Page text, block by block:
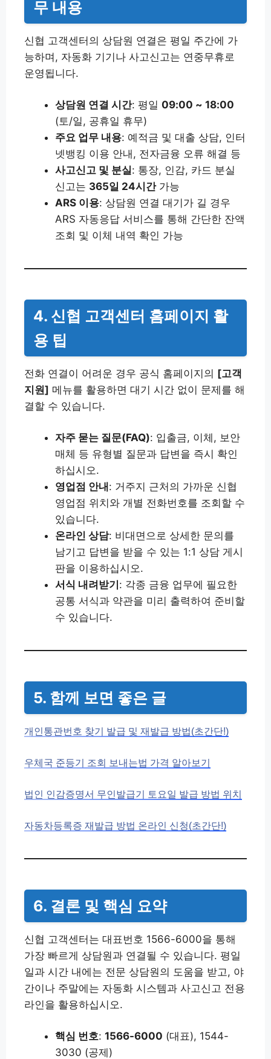
무 내용
신협 고객센터의 상담원 연결은 평일 주간에 가
능하며, 자동화 기기나 사고신고는 연중무휴로
운영됩니다.
상담원 연결 시간: 평일 09:00 ~ 18:00
(토/일, 공휴일 휴무)
주요 업무 내용: 예적금 및 대출 상담, 인터
넷뱅킹 이용 안내, 전자금융 오류 해결 등
사고신고 및 분실: 통장, 인감, 카드 분실
신고는 365일 24시간가능
ARS 이용: 상담원 연결 대기가 길 경우
ARS 자동응답 서비스를 통해 간단한 잔액
조회 및 이체 내역 확인 가능
4. 신협 고객센터 홈페이지 활
용 팁
전화 연결이 어려운 경우 공식 홈페이지의 [고객
지원] 메뉴를 활용하면 대기 시간 없이 문제를 해
결할 수 있습니다.
자주 묻는 질문(FAQ): 입출금, 이체, 보안
매체 등 유형별 질문과 답변을 즉시 확인
하십시오.
영업점 안내: 거주지 근처의 가까운 신협
영업점 위치와 개별 전화번호를 조회할 수
있습니다.
온라인 상담: 비대면으로 상세한 문의를
남기고 답변을 받을 수 있는 1:1 상담 게시
판을 이용하십시오.
서식 내려받기: 각종 금융 업무에 필요한
공통 서식과 약관을 미리 출력하여 준비할
수 있습니다.
5. 함께 보면 좋은 글
개인통관번호 찾기 발급 및 재발급 방법(초간단!)
우체국 준등기 조회 보내는법 가격 알아보기
법인 인감증명서 무인발급기 토요일 발급 방법 위치
자동차등록증 재발급 방법 온라인 신청(초간단!)
6. 결론 및 핵심 요약
신협 고객센터는 대표번호 1566-6000을 통해
가장 빠르게 상담원과 연결될 수 있습니다. 평일
일과 시간 내에는 전문 상담원의 도움을 받고, 야
간이나 주말에는 자동화 시스템과 사고신고 전용
라인을 활용하십시오.
핵심 번호: 1566-6000 (대표), 1544-
3030 (공제)